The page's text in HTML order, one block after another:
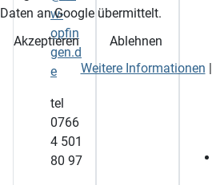
w-
opfin
gen.d
e
tel
0766
4 501
80 97
Daten an Google übermittelt.
Akzeptieren
Ablehnen
Weitere Informationen |